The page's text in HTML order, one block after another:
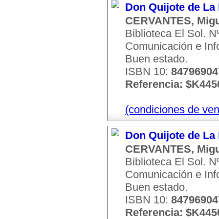
Don Quijote de La
CERVANTES,
Biblioteca El Sol.
Comunicación e
Buen estado.
ISBN 10:
Referencia:
(condiciones de
Don Quijote de La
CERVANTES,
Biblioteca El Sol.
Comunicación e
Buen estado.
ISBN 10:
Referencia: